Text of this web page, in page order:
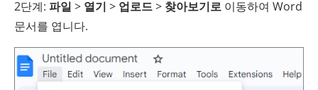
2단계: 파일 > 열기 > 업로드> 찾아보기로 이동하여 Word
문서를 엽니다.